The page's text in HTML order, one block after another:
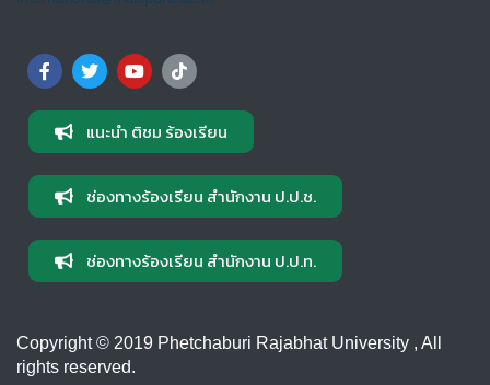
แนะนำ ติชม ร้องเรียน
ช่องทางร้องเรียน สำนักงาน ป.ป.ช.
ช่องทางร้องเรียน สำนักงาน ป.ป.ท.
Copyright © 2019 Phetchaburi Rajabhat University , All
rights reserved.